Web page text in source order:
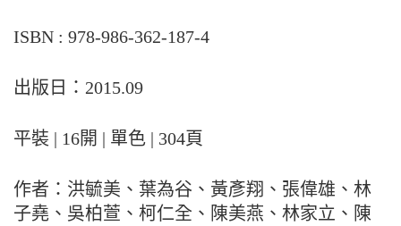
ISBN : 978-986-362-187-4
出版日：2015.09
平裝 | 16開 | 單色 | 304頁
作者：洪毓美、葉為谷、黃彥翔、張偉雄、林
子堯、吳柏萱、柯仁全、陳美燕、林家立、陳